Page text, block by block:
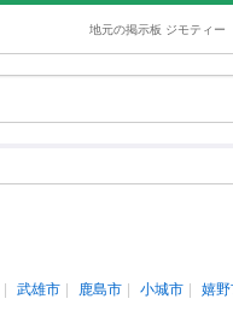
地元の掲示板 ジモティー
武雄市 鹿島市 小城市
嬉